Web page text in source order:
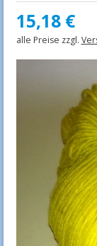
15,18 €
alle Preise zzgl.